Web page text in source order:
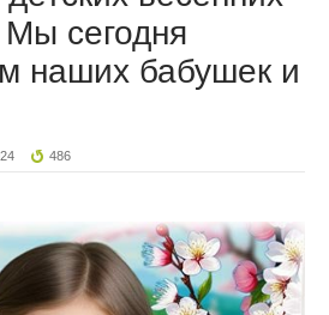
Мы сегодня
наших бабушек и
486